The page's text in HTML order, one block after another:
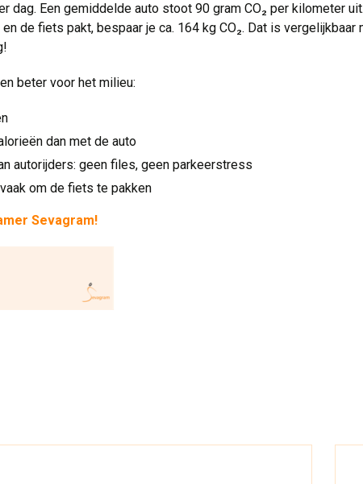
dag. Een gemiddelde auto stoot 90 gram CO₂ per kilometer
de fiets pakt, bespaar je ca. 164 kg CO₂. Dat is vergelijkbaar
beter voor het milieu:
dan met de auto
autorijders: geen files, geen parkeerstress
om de fiets te pakken
Sevagram!